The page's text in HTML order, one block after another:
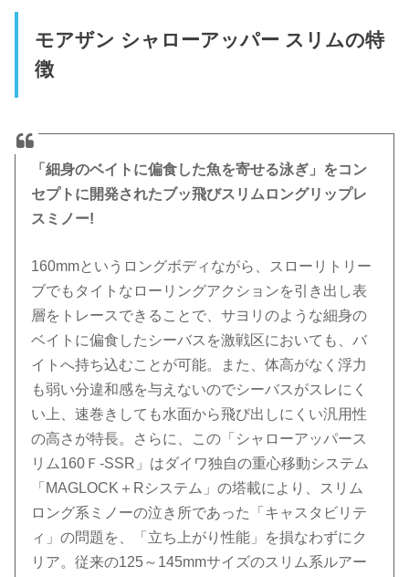
モアザン シャローアッパー スリムの特
徴
「細身のベイトに偏食した魚を寄せる泳ぎ」をコン
セプトに開発されたブッ飛びスリムロングリップレ
スミノー!
160mmというロングボディながら、スローリトリー
ブでもタイトなローリングアクションを引き出し表
層をトレースできることで、サヨリのような細身の
ベイトに偏食したシーバスを激戦区においても、バ
イトへ持ち込むことが可能。また、体高がなく浮力
も弱い分違和感を与えないのでシーバスがスレにく
い上、速巻きしても水面から飛び出しにくい汎用性
の高さが特長。さらに、この「シャローアッパース
リム160Ｆ-SSR」はダイワ独自の重心移動システム
「MAGLOCK＋Rシステム」の塔載により、スリム
ロング系ミノーの泣き所であった「キャスタビリテ
ィ」の問題を、「立ち上がり性能」を損なわずにク
リア。従来の125～145mmサイズのスリム系ルアー